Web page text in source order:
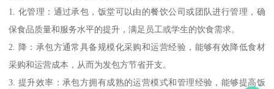
1. 化管理：通过承包，饭堂可以由的餐饮公司或团队进行管理，确
保食品质量和服务水平的提升，满足员工或学生的饮食需求。
2. 降：承包方通常具备规模化采购和运营经验，能够有效降低食材
采购和运营成本，从而为发包方节省开支。
3. 提升效率：承包方拥有成熟的运营模式和管理经验，能够提高饭